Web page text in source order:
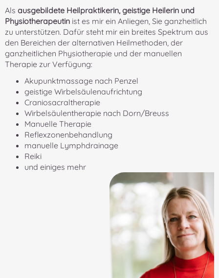
Als ausgebildete Heilpraktikerin, geistige Heilerin und
Physiotherapeutin ist es mir ein Anliegen, Sie ganzheitlich
zu unterstützen. Dafür steht mir ein breites Spektrum aus
den Bereichen der alternativen Heilmethoden, der
ganzheitlichen Physiotherapie und der manuellen
Therapie zur Verfügung:
Akupunktmassage nach Penzel
geistige Wirbelsäulenaufrichtung
Craniosacraltherapie
Wirbelsäulentherapie nach Dorn/Breuss
Manuelle Therapie
Reflexzonenbehandlung
manuelle Lymphdrainage
Reiki
und einiges mehr